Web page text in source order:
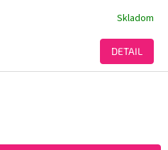
Skladom
DETAIL